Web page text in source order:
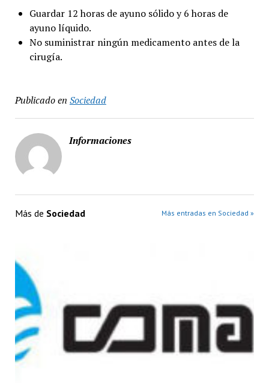
Guardar 12 horas de ayuno sólido y 6 horas de
ayuno líquido.
No suministrar ningún medicamento antes de la
cirugía.
Publicado en Sociedad
Informaciones
Más de Sociedad Más entradas en Sociedad »